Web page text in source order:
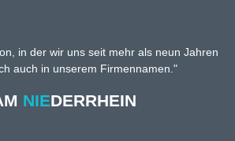
in der wir uns seit mehr als neun Jahren
auch in unserem Firmennamen."
NIEDERRHEIN